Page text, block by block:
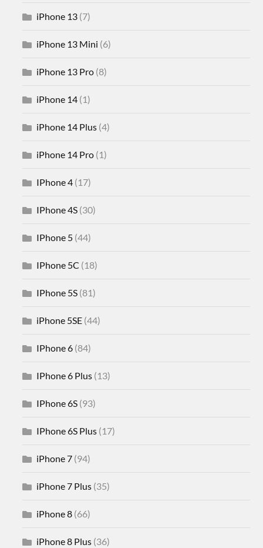
iPhone 13 (7)
iPhone 13 Mini (6)
iPhone 13 Pro (8)
iPhone 14 (1)
iPhone 14 Plus (4)
iPhone 14 Pro (1)
IPhone 4 (17)
IPhone 4S (30)
IPhone 5 (44)
IPhone 5C (18)
IPhone 5S (81)
iPhone 5SE (44)
IPhone 6 (84)
IPhone 6 Plus (13)
IPhone 6S (93)
IPhone 6S Plus (17)
iPhone 7 (94)
iPhone 7 Plus (35)
iPhone 8 (66)
iPhone 8 Plus (36)